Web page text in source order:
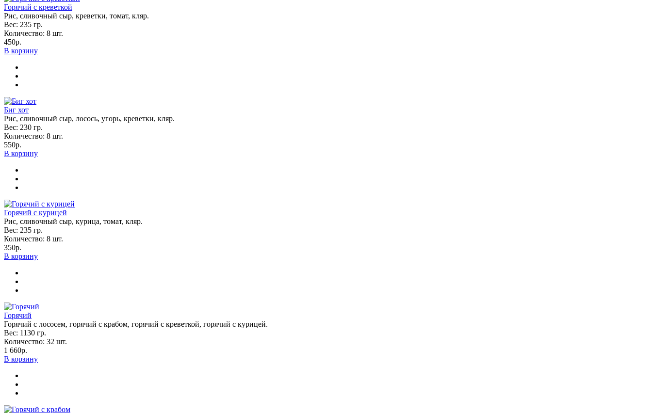
Горячий с креветкой
Рис, сливочный сыр, креветки, томат, кляр.
Вес: 235 гр.
Количество: 8 шт.
450р.
В корзину
Биг хот
Рис, сливочный сыр, лосось, угорь, креветки, кляр.
Вес: 230 гр.
Количество: 8 шт.
550р.
В корзину
Горячий с курицей
Рис, сливочный сыр, курица, томат, кляр.
Вес: 235 гр.
Количество: 8 шт.
350р.
В корзину
Горячий
Горячий с лососем, горячий с крабом, горячий с креветкой, горячий с курицей.
Вес: 1130 гр.
Количество: 32 шт.
1 660р.
В корзину